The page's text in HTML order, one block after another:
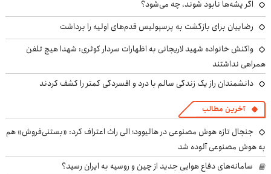
اگر پشه‌ها نابود شوند، چه می‌شود؟
رضاییان برای بازگشت به پرسپولیس قدم‌های اولیه را برداشت
واکنش خانواده شهید لاریجانی به اظهارات سردار کوثری: شهدا هیچ تلفن
همراهی نداشتند
دانشمندان راز یک زندگی سالم با درد و افسردگی کمتر را کشف کردند
آخرین مطالب
جنجال تازه هوش مصنوعی در هالیوود؛ الی راث اعتراف کرد: «بستنی‌فروش» هم
به هوش مصنوعی آلوده شد
سامانه‌های دفاع هوایی جدید از چین و روسیه به ایران رسید؟